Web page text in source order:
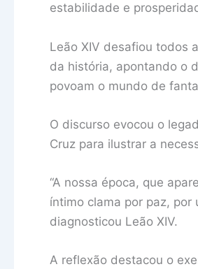
estabilidade e
Leão XIV desafiou todos
da história, apontando o
povoam o mundo de
O discurso evocou o
Cruz para ilustrar a
“A nossa época, que
íntimo clama por paz, por
diagnosticou Leão XIV.
A reflexão destacou o